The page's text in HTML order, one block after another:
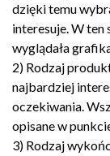
dzięki temu
interesuje. W ten
wyglądała
2) Rodzaj
najbardziej
oczekiwania.
opisane w
3) Rodzaj